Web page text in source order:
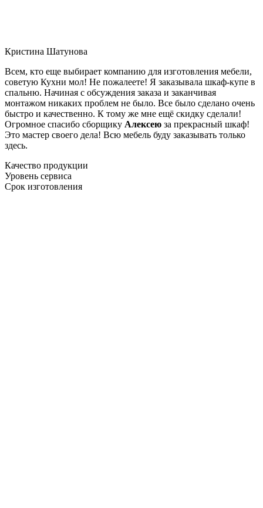
Кристина Шатунова
Всем, кто еще выбирает компанию для изготовления мебели,
советую Кухни мол! Не пожалеете! Я заказывала шкаф-купе в
спальню. Начиная с обсуждения заказа и заканчивая
монтажом никаких проблем не было. Все было сделано очень
быстро и качественно. К тому же мне ещё скидку сделали!
Огромное спасибо сборщику Алексею за прекрасный шкаф!
Это мастер своего дела! Всю мебель буду заказывать только
здесь.
Качество продукции
Уровень сервиса
Срок изготовления